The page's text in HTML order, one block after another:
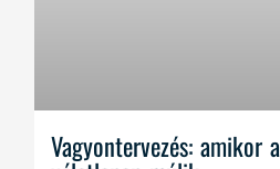
Vagyontervezés: amikor